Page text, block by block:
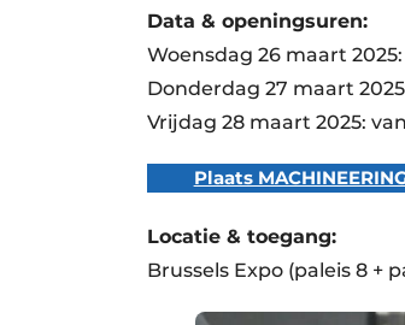
Data & openingsuren:
Woensdag 26 maart
Donderdag 27 maart
Vrijdag 28 maart 2025:
Plaats
Locatie & toegang:
Brussels Expo (paleis 8 +